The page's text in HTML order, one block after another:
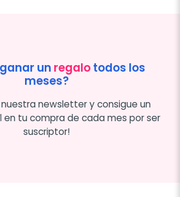
un regalotodos los
meses?
newsletter y consigue un
en tu compra de cada mes por ser
suscriptor!